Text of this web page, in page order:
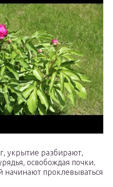
укрытие разбирают,
освобождая почки.
начинают проклевываться